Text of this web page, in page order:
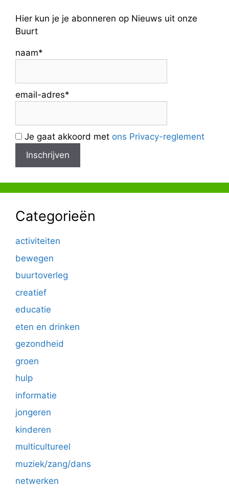
Hier kun je je abonneren op Nieuws uit onze
Buurt
naam*
email-adres*
Je gaat akkoord met ons Privacy-reglement
Categorieën
activiteiten
bewegen
buurtoverleg
creatief
educatie
eten en drinken
gezondheid
groen
hulp
informatie
jongeren
kinderen
multicultureel
muziek/zang/dans
netwerken